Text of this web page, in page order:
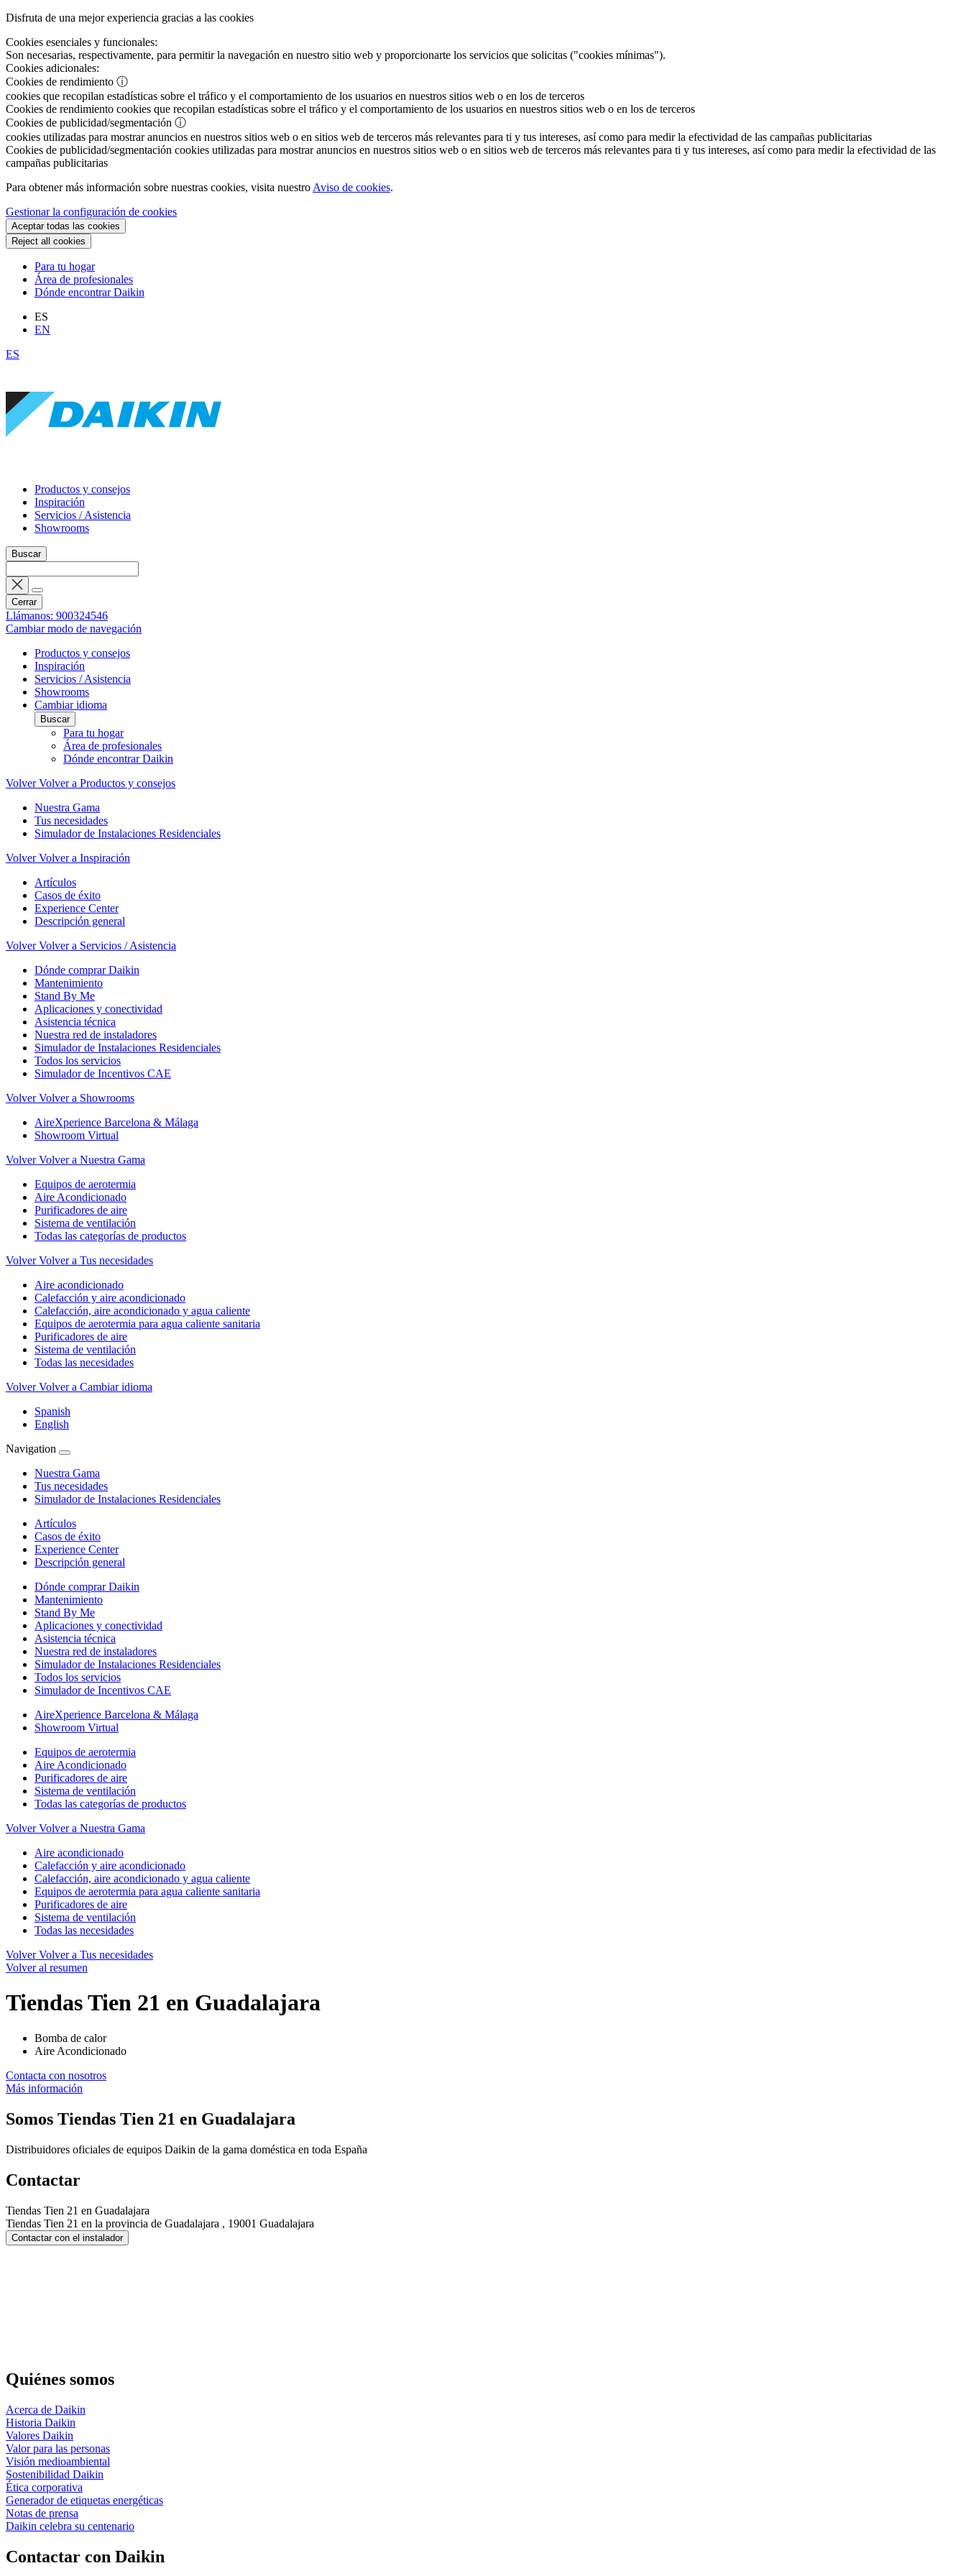
Disfruta de una mejor experiencia gracias a las cookies
Cookies esenciales y funcionales:
Son necesarias, respectivamente, para permitir la navegación en nuestro sitio web y proporcionarte los servicios que solicitas ("cookies mínimas").
Cookies adicionales:
Cookies de rendimiento ⓘ
cookies que recopilan estadísticas sobre el tráfico y el comportamiento de los usuarios en nuestros sitios web o en los de terceros
Cookies de rendimiento cookies que recopilan estadísticas sobre el tráfico y el comportamiento de los usuarios en nuestros sitios web o en los de terceros
Cookies de publicidad/segmentación ⓘ
cookies utilizadas para mostrar anuncios en nuestros sitios web o en sitios web de terceros más relevantes para ti y tus intereses, así como para medir la efectividad de las campañas publicitarias
Cookies de publicidad/segmentación cookies utilizadas para mostrar anuncios en nuestros sitios web o en sitios web de terceros más relevantes para ti y tus intereses, así como para medir la efectividad de las
campañas publicitarias
Para obtener más información sobre nuestras cookies, visita nuestro Aviso de cookies.
Gestionar la configuración de cookies
Aceptar todas las cookies
Reject all cookies
Para tu hogar
Área de profesionales
Dónde encontrar Daikin
ES
EN
ES
Productos y consejos
Inspiración
Servicios / Asistencia
Showrooms
Buscar
Cerrar
Llámanos: 900324546
Cambiar modo de navegación
Productos y consejos
Inspiración
Servicios / Asistencia
Showrooms
Cambiar idioma
Buscar
Para tu hogar
Área de profesionales
Dónde encontrar Daikin
Volver Volver a Productos y consejos
Nuestra Gama
Tus necesidades
Simulador de Instalaciones Residenciales
Volver Volver a Inspiración
Artículos
Casos de éxito
Experience Center
Descripción general
Volver Volver a Servicios / Asistencia
Dónde comprar Daikin
Mantenimiento
Stand By Me
Aplicaciones y conectividad
Asistencia técnica
Nuestra red de instaladores
Simulador de Instalaciones Residenciales
Todos los servicios
Simulador de Incentivos CAE
Volver Volver a Showrooms
AireXperience Barcelona & Málaga
Showroom Virtual
Volver Volver a Nuestra Gama
Equipos de aerotermia
Aire Acondicionado
Purificadores de aire
Sistema de ventilación
Todas las categorías de productos
Volver Volver a Tus necesidades
Aire acondicionado
Calefacción y aire acondicionado
Calefacción, aire acondicionado y agua caliente
Equipos de aerotermia para agua caliente sanitaria
Purificadores de aire
Sistema de ventilación
Todas las necesidades
Volver Volver a Cambiar idioma
Spanish
English
Navigation
Nuestra Gama
Tus necesidades
Simulador de Instalaciones Residenciales
Artículos
Casos de éxito
Experience Center
Descripción general
Dónde comprar Daikin
Mantenimiento
Stand By Me
Aplicaciones y conectividad
Asistencia técnica
Nuestra red de instaladores
Simulador de Instalaciones Residenciales
Todos los servicios
Simulador de Incentivos CAE
AireXperience Barcelona & Málaga
Showroom Virtual
Equipos de aerotermia
Aire Acondicionado
Purificadores de aire
Sistema de ventilación
Todas las categorías de productos
Volver Volver a Nuestra Gama
Aire acondicionado
Calefacción y aire acondicionado
Calefacción, aire acondicionado y agua caliente
Equipos de aerotermia para agua caliente sanitaria
Purificadores de aire
Sistema de ventilación
Todas las necesidades
Volver Volver a Tus necesidades
Volver al resumen
Tiendas Tien 21 en Guadalajara
Bomba de calor
Aire Acondicionado
Contacta con nosotros
Más información
Somos Tiendas Tien 21 en Guadalajara
Distribuidores oficiales de equipos Daikin de la gama doméstica en toda España
Contactar
Tiendas Tien 21 en Guadalajara
Tiendas Tien 21 en la provincia de Guadalajara , 19001 Guadalajara
Contactar con el instalador
Quiénes somos
Acerca de Daikin
Historia Daikin
Valores Daikin
Valor para las personas
Visión medioambiental
Sostenibilidad Daikin
Ética corporativa
Generador de etiquetas energéticas
Notas de prensa
Daikin celebra su centenario
Contactar con Daikin